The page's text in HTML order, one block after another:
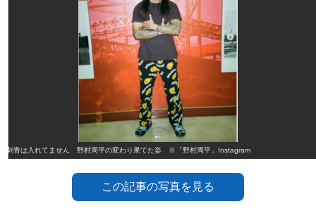
#刺青は入れてません 野村周平の変わり果てた姿 ※「野村周平」Instagram
この記事の写真を見る